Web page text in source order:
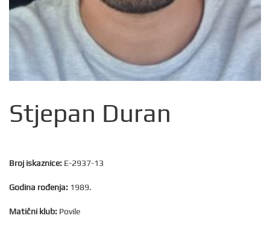
Stjepan Duran
Broj iskaznice: E-2937-13
Godina rođenja: 1989.
Matični klub: Povile